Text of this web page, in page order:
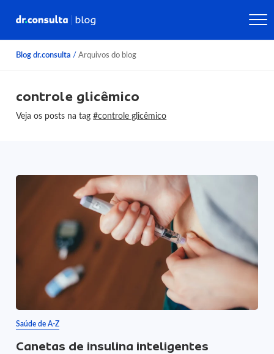
Blog dr.consulta / Arquivos do blog
controle glicêmico
Veja os posts na tag#controle glicêmico
Saúde de A-Z
Canetas de insulina inteligentes